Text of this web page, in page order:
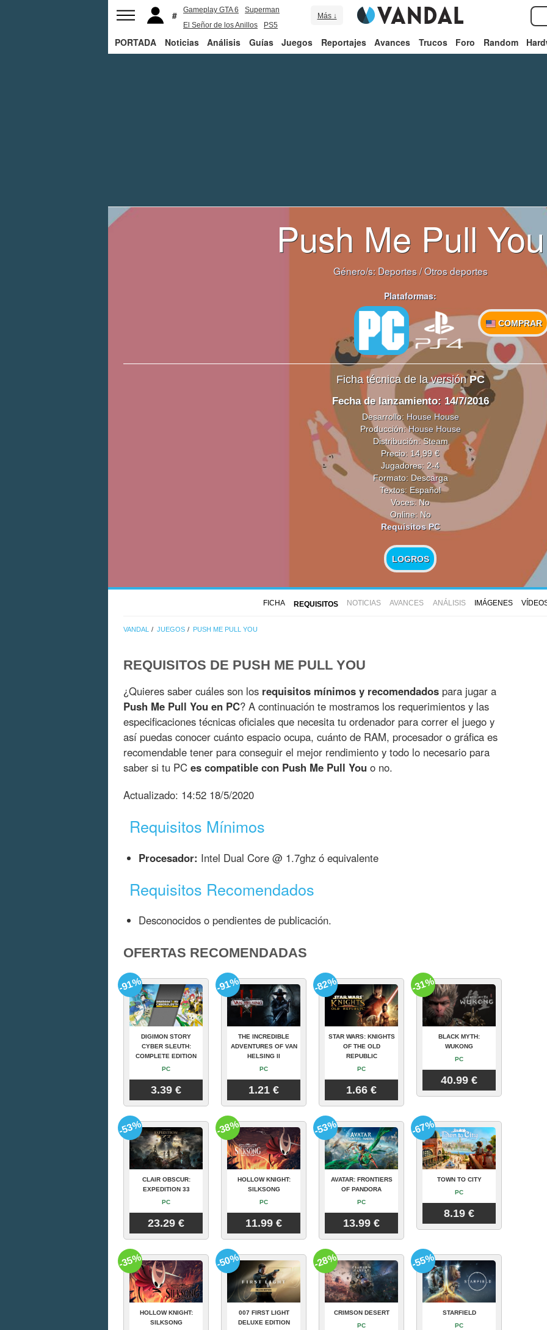
Gameplay GTA 6
Superman
El Señor de los Anillos
PS5
Más ↓
PORTADA Noticias Análisis Guías Juegos Reportajes Avances Trucos Foro Random
Push Me Pull You
Género/s: Deportes/Otros deportes
Plataformas:
COMPRAR
Ficha técnica de la versiónPC
Fecha de lanzamiento: 14/7/2016
Desarrollo: House House
Producción:House House
Distribución: Steam
Precio: 14,99 €
Jugadores: 2-4
Formato: Descarga
Textos: Español
Voces: No
Online: No
Requisitos PC
LOGROS
FICHA REQUISITOS NOTICIAS AVANCES ANÁLISIS IMÁGENES
VANDAL JUEGOS PUSH ME PULL YOU
REQUISITOS DE PUSH ME PULL YOU
¿Quieres saber cuáles son los requisitos mínimos y recomendados para jugar a
Push Me Pull You en PC? A continuación te mostramos los requerimientos y las
especificaciones técnicas oficiales que necesita tu ordenador para correr el juego y
así puedas conocer cuánto espacio ocupa, cuánto de RAM, procesador o gráfica es
recomendable tener para conseguir el mejor rendimiento y todo lo necesario para
saber si tu PC es compatible con Push Me Pull You o no.
Actualizado: 14:52 18/5/2020
Requisitos Mínimos
Procesador: Intel Dual Core @ 1.7ghz ó equivalente
Requisitos Recomendados
Desconocidos o pendientes de publicación.
OFERTAS RECOMENDADAS
DIGIMON STORY
CYBER SLEUTH:
COMPLETE EDITION
PC
3.39 €
-91%
THE INCREDIBLE
ADVENTURES OF VAN
HELSING II
PC
1.21 €
-91%
STAR WARS: KNIGHTS
OF THE OLD
REPUBLIC
PC
1.66 €
-82%
BLACK MYTH:
WUKONG
PC
40.99 €
-31%
CLAIR OBSCUR:
EXPEDITION 33
PC
23.29 €
-53%
HOLLOW KNIGHT:
SILKSONG
PC
11.99 €
-38%
AVATAR: FRONTIERS
OF PANDORA
PC
13.99 €
-53%
TOWN TO CITY
PC
8.19 €
-67%
HOLLOW KNIGHT:
SILKSONG
-35%
007 FIRST LIGHT
DELUXE EDITION
-50%
CRIMSON DESERT
PC
-28%
STARFIELD
PC
-55%